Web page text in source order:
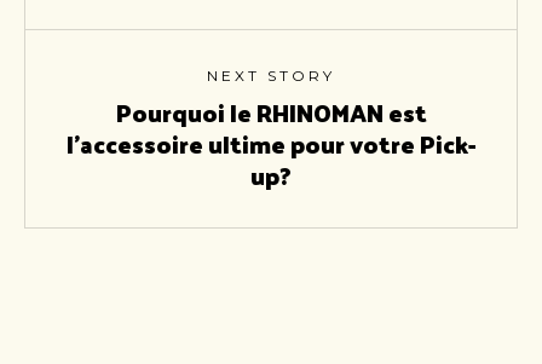
NEXT STORY
Pourquoi le RHINOMAN est
l'accessoire ultime pour votre Pick-
up?